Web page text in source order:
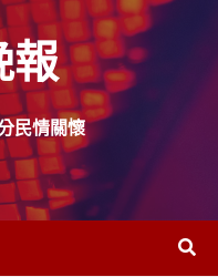
報
民情關懷